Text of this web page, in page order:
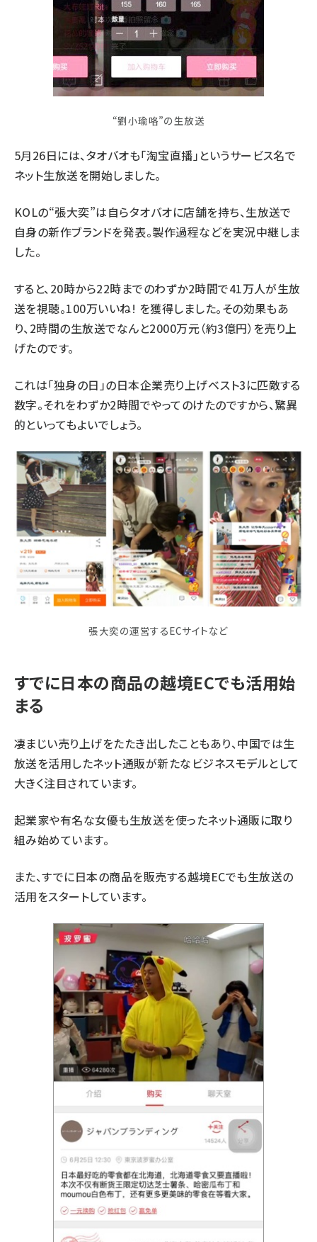
“劉小瑜咯”の生放送
5月26日には、タオバオも「淘宝直播」というサービス名で
ネット生放送を開始しました。
KOLの“張大奕”は自らタオバオに店舗を持ち、生放送で
自身の新作ブランドを発表。製作過程などを実況中継しま
した。
すると、20時から22時までのわずか2時間で41万人が生放
送を視聴。100万いいね! を獲得しました。その効果もあ
り、2時間の生放送でなんと2000万元（約3億円）を売り上
げたのです。
これは「独身の日」の日本企業売り上げベスト3に匹敵する
数字。それをわずか2時間でやってのけたのですから、驚異
的といってもよいでしょう。
張大奕の運営するECサイトなど
すでに日本の商品の越境ECでも活用始
まる
凄まじい売り上げをたたき出したこともあり、中国では生
放送を活用したネット通販が新たなビジネスモデルとして
大きく注目されています。
起業家や有名な女優も生放送を使ったネット通販に取り
組み始めています。
また、すでに日本の商品を販売する越境ECでも生放送の
活用をスタートしています。